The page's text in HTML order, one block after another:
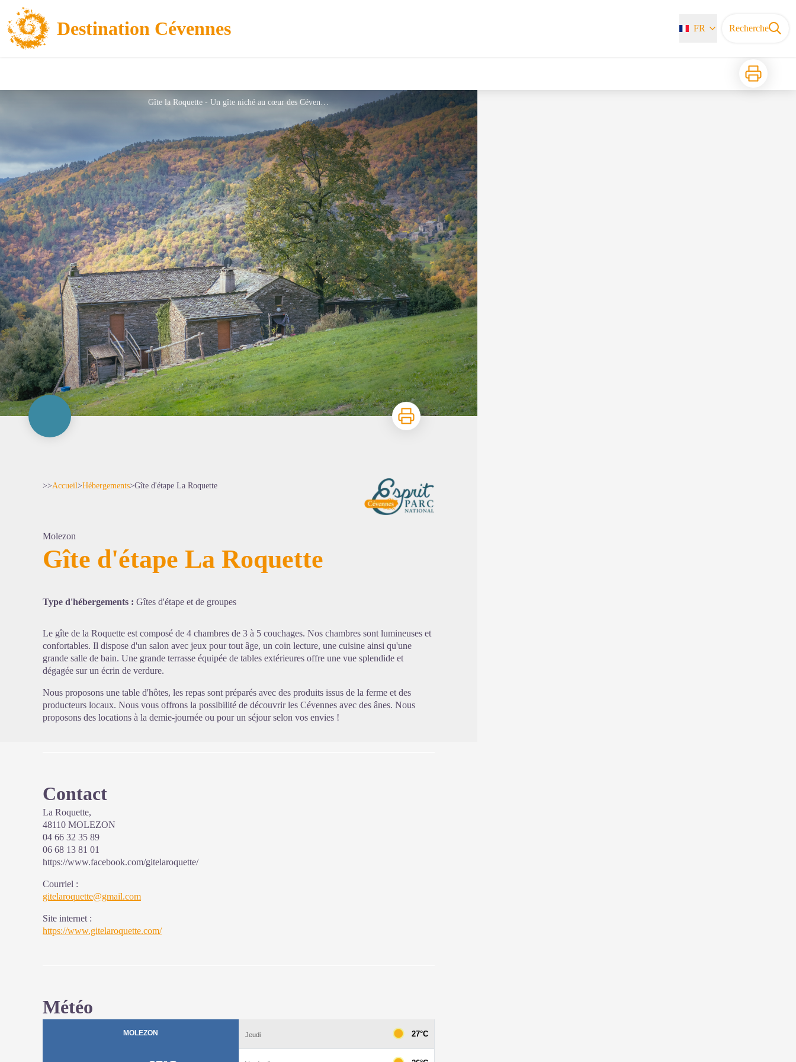
Destination Cévennes FR Recherche
Imprimer
Gîte la Roquette - Un gîte niché au cœur des Cévennes
Imprimer
>>Accueil>Hébergements>Gîte d'étape La Roquette
Molezon
Gîte d'étape La Roquette
Type d'hébergements : Gîtes d'étape et de groupes
Le gîte de la Roquette est composé de 4 chambres de 3 à 5 couchages. Nos chambres sont lumineuses et
confortables. Il dispose d'un salon avec jeux pour tout âge, un coin lecture, une cuisine ainsi qu'une
grande salle de bain. Une grande terrasse équipée de tables extérieures offre une vue splendide et
dégagée sur un écrin de verdure.
Nous proposons une table d'hôtes, les repas sont préparés avec des produits issus de la ferme et des
producteurs locaux. Nous vous offrons la possibilité de découvrir les Cévennes avec des ânes. Nous
proposons des locations à la demie-journée ou pour un séjour selon vos envies !
Contact
La Roquette,
48110 MOLEZON
04 66 32 35 89
06 68 13 81 01
https://www.facebook.com/gitelaroquette/
Courriel :
gitelaroquette@gmail.com
Site internet :
https://www.gitelaroquette.com/
Météo